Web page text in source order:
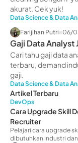
akurat. Cek yuk!
Data Science & Data
Farijihan Putri 06/
Gaji Data Analyst
Prospek Karier
Cari tahu gaji data
terbaru, demand
gaji.
Data Science & Data
Artikel Terbaru
DevOps
Cara Upgrade Skill
Recruiter
Pelajari cara upgrade
dibutuhkan industri